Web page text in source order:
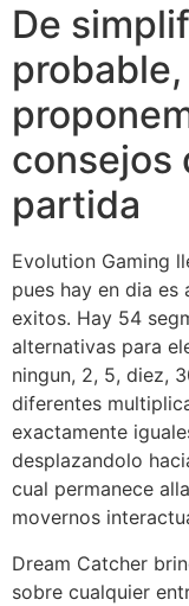
De
consejos
partida
Evolution Gaming
pues hay en dia es
exitos. Hay 54
alternativas para
ningun, 2, 5, diez,
diferentes
exactamente
desplazandolo
cual permanece
movernos
Dream Catcher
sobre cualquier